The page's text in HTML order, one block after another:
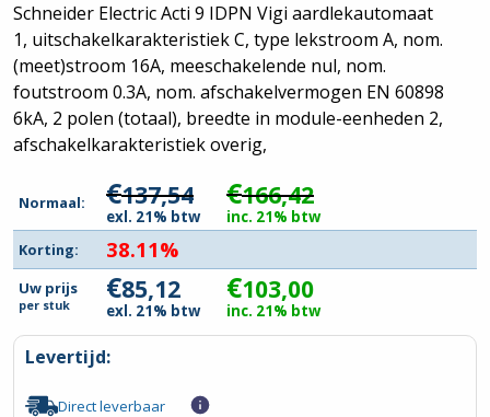
Schneider Electric Acti 9 IDPN Vigi aardlekautomaat
1, uitschakelkarakteristiek C, type lekstroom A, nom.
(meet)stroom 16A, meeschakelende nul, nom.
foutstroom 0.3A, nom. afschakelvermogen EN 60898
6kA, 2 polen (totaal), breedte in module-eenheden 2,
afschakelkarakteristiek overig,
Normaal: €137,54
exl. 21% btw
€166,42
inc. 21% btw
Korting:
38.11%
Uw prijs
per stuk €85,12
exl. 21% btw
€103,00
inc. 21% btw
Levertijd:
Direct leverbaar